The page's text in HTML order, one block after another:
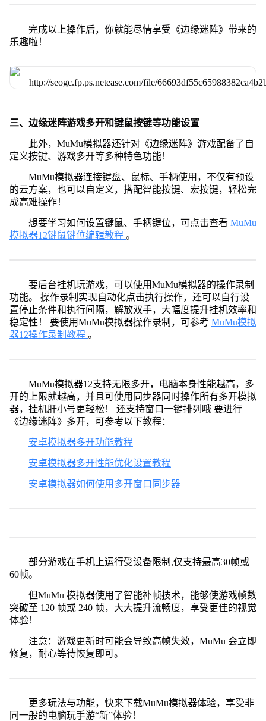
完成以上操作后，你就能尽情享受《边缘迷阵》带来的
乐趣啦！
三、边缘迷阵游戏多开和键鼠按键等功能设置
此外，MuMu模拟器还针对《边缘迷阵》游戏配备了自
定义按键、游戏多开等多种特色功能！
MuMu模拟器连接键盘、鼠标、手柄使用，不仅有预设
的云方案，也可以自定义，搭配智能按键、宏按键，轻松完
成高难操作！
想要学习如何设置键鼠、手柄键位，可点击查看 MuMu
模拟器12键鼠键位编辑教程 。
要后台挂机玩游戏，可以使用MuMu模拟器的操作录制
功能。 操作录制实现自动化点击执行操作，还可以自行设
置停止条件和执行间隔，解放双手，大幅度提升挂机效率和
稳定性！ 要使用MuMu模拟器操作录制，可参考 MuMu模拟
器12操作录制教程 。
MuMu模拟器12支持无限多开，电脑本身性能越高，多
开的上限就越高，并且可使用同步器同时操作所有多开模拟
器，挂机肝小号更轻松！ 还支持窗口一键排列哦 要进行
《边缘迷阵》多开，可参考以下教程：
安卓模拟器多开功能教程
安卓模拟器多开性能优化设置教程
安卓模拟器如何使用多开窗口同步器
部分游戏在手机上运行受设备限制,仅支持最高30帧或
60帧。
但MuMu 模拟器使用了智能补帧技术，能够使游戏帧数
突破至 120 帧或 240 帧，大大提升流畅度，享受更佳的视觉
体验！
注意：游戏更新时可能会导致高帧失效，MuMu 会立即
修复，耐心等待恢复即可。
更多玩法与功能，快来下载MuMu模拟器体验，享受非
同一般的电脑玩手游“新”体验！